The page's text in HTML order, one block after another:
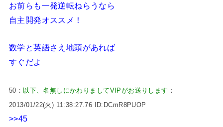
お前らも一発逆転ねらうなら
自主開発オススメ！
数学と英語さえ地頭があれば
すぐだよ
50： 以下、名無しにかわりましてVIPがお送りします ：
2013/01/22(火) 11:38:27.76 ID:DCmR8PUOP
>>45